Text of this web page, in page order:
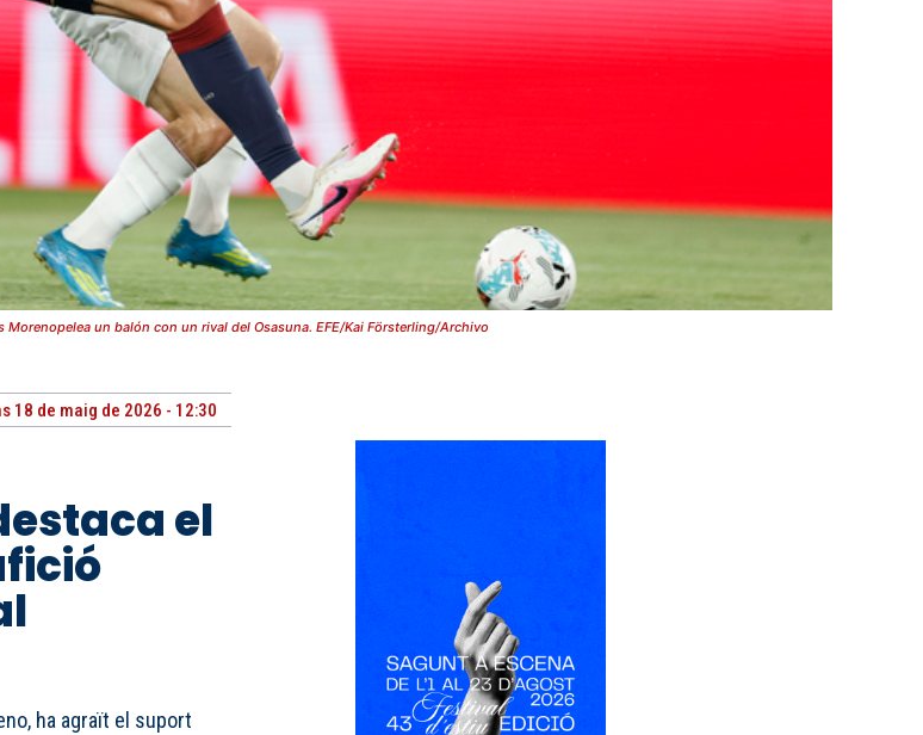
Morenopelea un balón con un rival del Osasuna. EFE/Kai Försterling/Archivo
18 de maig de 2026 - 12:30
el
ha agraït el suport